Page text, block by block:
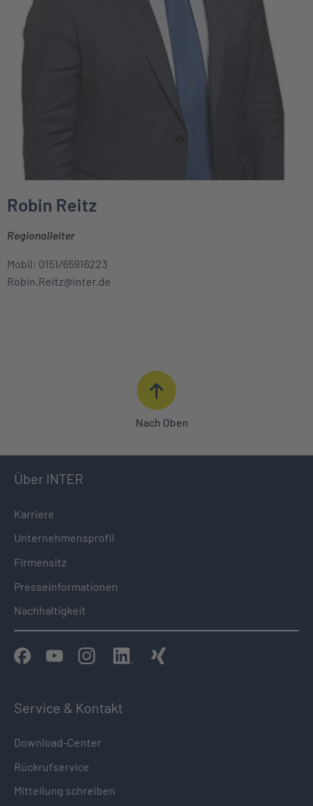
Robin Reitz
Regionalleiter
Mobil: 0151/65916223
Robin.Reitz@inter.de
Nach Oben
Über INTER
Karriere
Unternehmensprofil
Firmensitz
Presseinformationen
Nachhaltigkeit
Service & Kontakt
Download-Center
Rückrufservice
Mitteilung schreiben